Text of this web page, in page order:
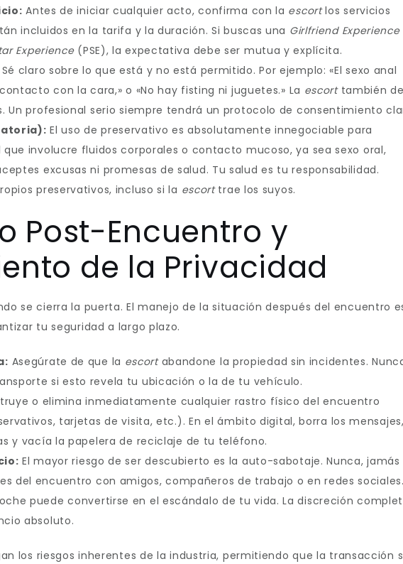
Antes de iniciar cualquier acto, confirma con la escortlos servicios
incluidos en la tarifa y la duración. Si buscas una Girlfriend Experience
Experience(PSE), la expectativa debe ser mutua y explícita.
Sé claro sobre lo que está y no está permitido. Por ejemplo: «El sexo anal
con la cara,» o «No hay fisting ni juguetes.» La escorttambién
Un profesional serio siempre tendrá un protocolo de consentimiento
El uso de preservativo es absolutamente innegociable para
involucre fluidos corporales o contacto mucoso, ya sea sexo oral,
excusas ni promesas de salud. Tu salud es tu responsabilidad.
preservativos, incluso si la escorttrae los suyos.
Post-Encuentro y
de la Privacidad
se cierra la puerta. El manejo de la situación después del encuentro
tu seguridad a largo plazo.
Asegúrate de que la escortabandone la propiedad sin incidentes.
si esto revela tu ubicación o la de tu vehículo.
o elimina inmediatamente cualquier rastro físico del encuentro
tarjetas de visita, etc.). En el ámbito digital, borra los
y vacía la papelera de reciclaje de tu teléfono.
El mayor riesgo de ser descubierto es la auto-sabotaje. Nunca, jamás
del encuentro con amigos, compañeros de trabajo o en redes
puede convertirse en el escándalo de tu vida. La discreción
absoluto.
los riesgos inherentes de la industria, permitiendo que la transacción